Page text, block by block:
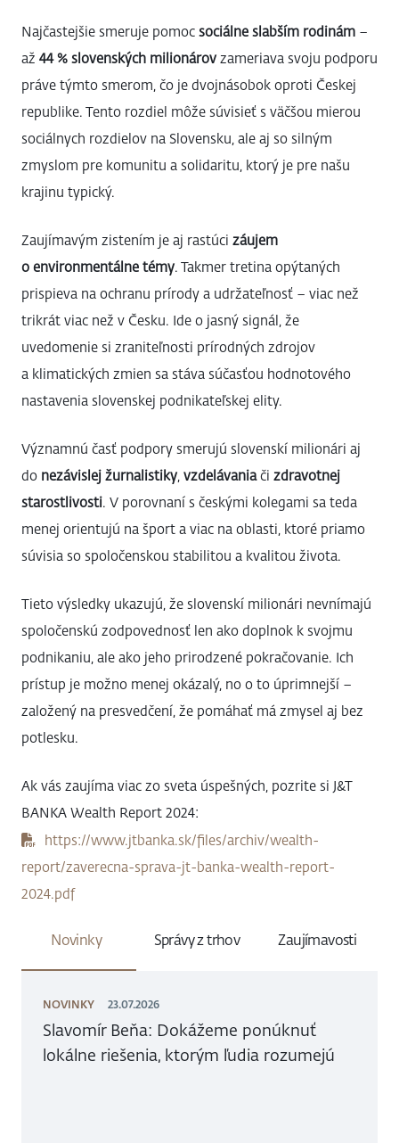
Najčastejšie smeruje pomoc sociálne slabším rodinám –
až 44 % slovenských milionárovzameriava svoju podporu
práve týmto smerom, čo je dvojnásobok oproti Českej
republike. Tento rozdiel môže súvisieť s väčšou mierou
sociálnych rozdielov na Slovensku, ale aj so silným
zmyslom pre komunitu a solidaritu, ktorý je pre našu
krajinu typický.
Zaujímavým zistením je aj rastúci záujem
o environmentálne témy. Takmer tretina opýtaných
prispieva na ochranu prírody a udržateľnosť – viac než
trikrát viac než v Česku. Ide o jasný signál, že
uvedomenie si zraniteľnosti prírodných zdrojov
a klimatických zmien sa stáva súčasťou hodnotového
nastavenia slovenskej podnikateľskej elity.
Významnú časť podpory smerujú slovenskí milionári aj
do nezávislej žurnalistiky, vzdelávaniači zdravotnej
starostlivosti. V porovnaní s českými kolegami sa teda
menej orientujú na šport a viac na oblasti, ktoré priamo
súvisia so spoločenskou stabilitou a kvalitou života.
Tieto výsledky ukazujú, že slovenskí milionári nevnímajú
spoločenskú zodpovednosť len ako doplnok k svojmu
podnikaniu, ale ako jeho prirodzené pokračovanie. Ich
prístup je možno menej okázalý, no o to úprimnejší –
založený na presvedčení, že pomáhať má zmysel aj bez
potlesku.
Ak vás zaujíma viac zo sveta úspešných, pozrite si J&T
BANKA Wealth Report 2024:
https://www.jtbanka.sk/files/archiv/wealth-
report/zaverecna-sprava-jt-banka-wealth-report-
2024.pdf
Novinky Správy z trhov Zaujímavosti
NOVINKY 23.07.2026
Slavomír Beňa: Dokážeme ponúknuť
lokálne riešenia, ktorým ľudia rozumejú